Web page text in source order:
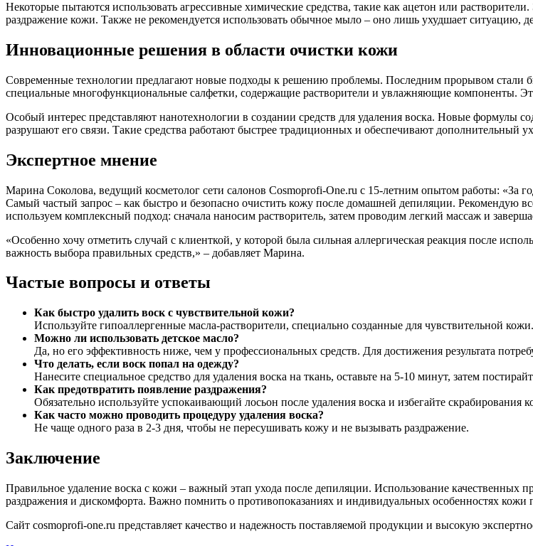
Некоторые пытаются использовать агрессивные химические средства, такие как ацетон или
раздражение кожи. Также не рекомендуется использовать обычное мыло – оно лишь ухудшает ситуацию,
Инновационные решения в области очистки кожи
Современные технологии предлагают новые подходы к решению проблемы. Последним прорывом стали
специальные многофункциональные салфетки, содержащие растворители и увлажняющие компоненты.
Особый интерес представляют нанотехнологии в создании средств для удаления воска. Новые формулы
разрушают его связи. Такие средства работают быстрее традиционных и обеспечивают дополнительный
Экспертное мнение
Марина Соколова, ведущий косметолог сети салонов Cosmoprofi-One.ru с 15-летним опытом работы: «За
Самый частый запрос – как быстро и безопасно очистить кожу после домашней депиляции. Рекомендую
используем комплексный подход: сначала наносим растворитель, затем проводим легкий массаж и
«Особенно хочу отметить случай с клиенткой, у которой была сильная аллергическая реакция после
важность выбора правильных средств,» – добавляет Марина.
Частые вопросы и ответы
Как быстро удалить воск с чувствительной кожи?
Используйте гипоаллергенные масла-растворители, специально созданные для чувствительной
Можно ли использовать детское масло?
Да, но его эффективность ниже, чем у профессиональных средств. Для достижения результата
Что делать, если воск попал на одежду?
Нанесите специальное средство для удаления воска на ткань, оставьте на 5-10 минут, затем
Как предотвратить появление раздражения?
Обязательно используйте успокаивающий лосьон после удаления воска и избегайте скрабирования
Как часто можно проводить процедуру удаления воска?
Не чаще одного раза в 2-3 дня, чтобы не пересушивать кожу и не вызывать раздражение.
Заключение
Правильное удаление воска с кожи – важный этап ухода после депиляции. Использование качественных
раздражения и дискомфорта. Важно помнить о противопоказаниях и индивидуальных особенностях кожи
Сайт cosmoprofi-one.ru представляет качество и надежность поставляемой продукции и высокую